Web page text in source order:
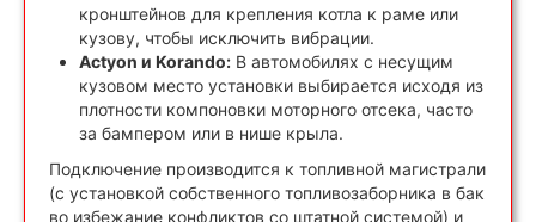
кронштейнов для крепления котла к раме или
кузову, чтобы исключить вибрации.
Actyon и Korando: В автомобилях с несущим
кузовом место установки выбирается исходя из
плотности компоновки моторного отсека, часто
за бампером или в нише крыла.
Подключение производится к топливной магистрали
(с установкой собственного топливозаборника в бак
во избежание конфликтов со штатной системой) и